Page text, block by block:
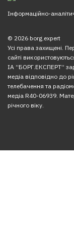
Інформаційно-
© 2026 borg.expert
Усі права захищені.
сайті
ІА “БОРГ.ЕКСПЕРТ”
медіа відповідно до
телебачення та
медіа R40-06939.
річного віку.